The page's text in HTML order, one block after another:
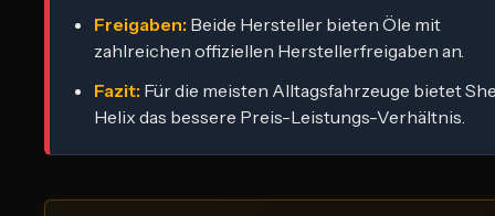
Freigaben: Beide Hersteller bieten Öle mit
zahlreichen offiziellen Herstellerfreigaben an.
Fazit: Für die meisten Alltagsfahrzeuge bietet
Helix das bessere Preis-Leistungs-Verhältnis.